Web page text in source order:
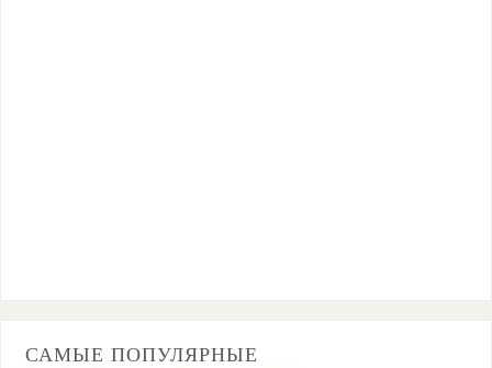
САМЫЕ ПОПУЛЯРНЫЕ